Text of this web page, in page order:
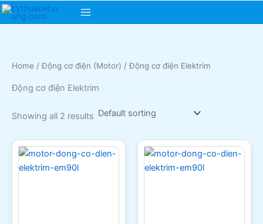
Skip
Main
Home / Động cơ điện (Motor) / Động cơ điện Elektrim
Động cơ điện Elektrim
Showing all 2 results